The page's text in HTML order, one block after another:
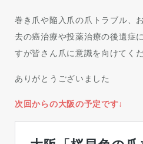
巻き爪や陥入爪の爪トラブル、
去の癌治療や投薬治療の後遺症
すが皆さん爪に意識を向けてく
ありがとうございました
次回からの大阪の予定です↓